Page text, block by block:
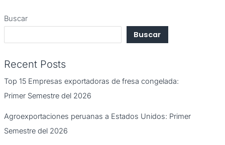
Buscar
Buscar
Recent Posts
Top 15 Empresas exportadoras de fresa congelada:
Primer Semestre del 2026
Agroexportaciones peruanas a Estados Unidos: Primer
Semestre del 2026